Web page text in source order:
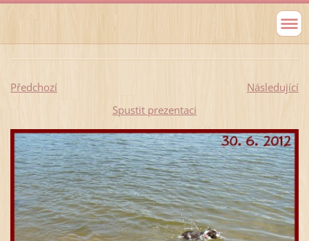
Předchozí
Následující
Spustit prezentaci